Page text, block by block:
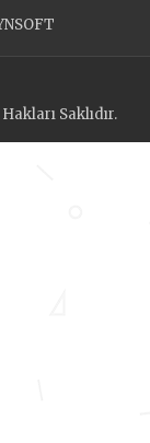
Saklıdır.